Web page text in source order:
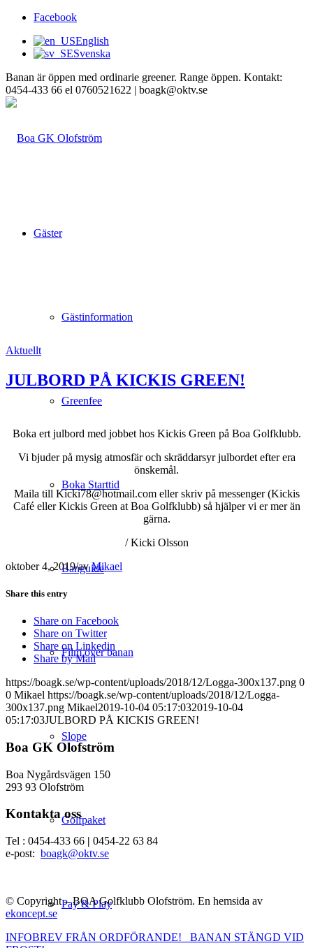
Facebook
English
Svenska
Banan är öppen med ordinarie greener. Range öppen. Kontakt:
0454-433 66 el 0760521622 | boagk@oktv.se
Gäster
Gästinformation
Greenfee
Boka Starttid
Banguide
Film över banan
Slope
Golfpaket
Pay & Play
Aktuellt
JULBORD PÅ KICKIS GREEN!
Boka ert julbord med jobbet hos Kickis Green på Boa Golfklubb.
Vi bjuder på mysig atmosfär och skräddarsyr julbordet efter era
önskemål.
Maila till Kicki78@hotmail.com eller skriv på messenger (Kickis
Café eller Kickis Green at Boa Golfklubb) så hjälper vi er mer än
gärna.
/ Kicki Olsson
oktober 4, 2019/avMikael
Share this entry
Share on Facebook
Share on Twitter
Share on Linkedin
Share by Mail
https://boagk.se/wp-content/uploads/2018/12/Logga-300x137.png 0
0 Mikael https://boagk.se/wp-content/uploads/2018/12/Logga-
300x137.png Mikael2019-10-04 05:17:032019-10-04
05:17:03JULBORD PÅ KICKIS GREEN!
Boa GK Olofström
Boa Nygårdsvägen 150
293 93 Olofström
Kontakta oss
Tel : 0454-433 66 | 0454-22 63 84
e-post: boagk@oktv.se
© Copyright – BOA Golfklubb Olofström. En hemsida av
ekoncept.se
INFOBREV FRÅN ORDFÖRANDE!
BANAN STÄNGD VID